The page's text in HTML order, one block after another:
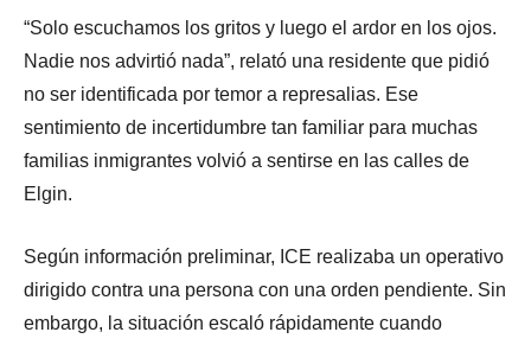
“Solo escuchamos los gritos y luego el ardor en los ojos.
Nadie nos advirtió nada”, relató una residente que pidió
no ser identificada por temor a represalias. Ese
sentimiento de incertidumbre tan familiar para muchas
familias inmigrantes volvió a sentirse en las calles de
Elgin.
Según información preliminar, ICE realizaba un operativo
dirigido contra una persona con una orden pendiente. Sin
embargo, la situación escaló rápidamente cuando